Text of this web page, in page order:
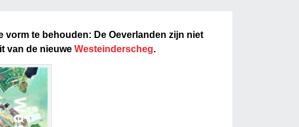
vorm te behouden: De Oeverlanden zijn niet
van de nieuwe Westeinderscheg.